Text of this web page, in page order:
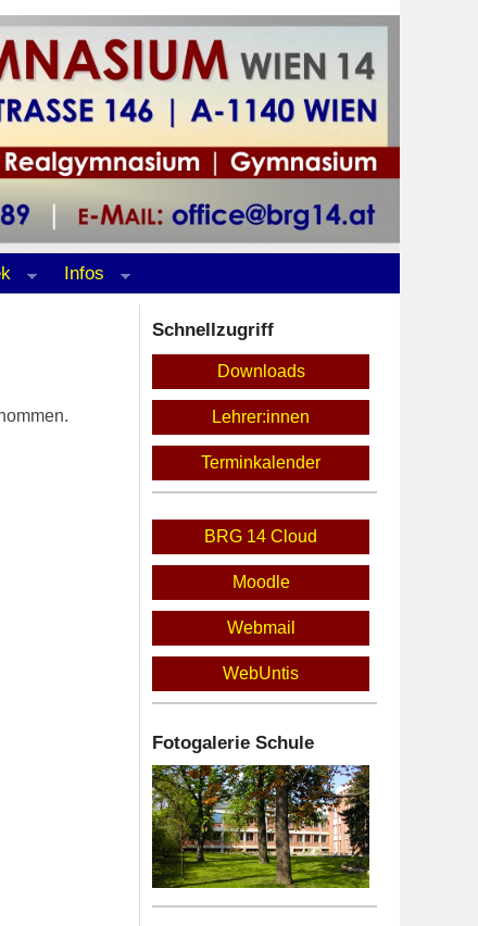
Infos
Schnellzugriff
Downloads
Lehrer:innen
Terminkalender
BRG 14 Cloud
Moodle
Webmail
WebUntis
Fotogalerie Schule